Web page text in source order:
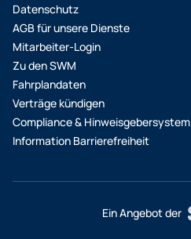
Datenschutz
AGB für unsere Dienste
Mitarbeiter-Login
Zu den SWM
Fahrplandaten
Verträge kündigen
Compliance & Hinweisgebersystem
Information Barrierefreiheit
Ein Angebot der